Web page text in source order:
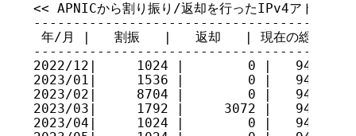
<< APNICから割り振り/返却を行ったIPv4アドレス
年/月 |   割振   |   返却   | 現在の総量
2022/12|     1024 |        0 |
2023/01|     1536 |        0 |
2023/02|     8704 |        0 |
2023/03|     1792 |     3072 |
2023/04|     1024 |        0 |